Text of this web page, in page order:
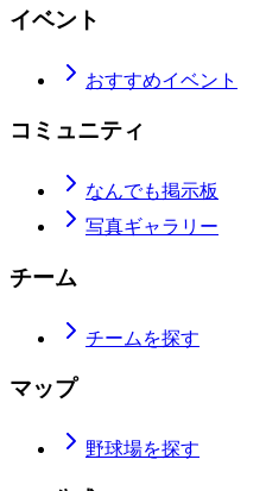
イベント
おすすめイベント
コミュニティ
なんでも掲示板
写真ギャラリー
チーム
チームを探す
マップ
野球場を探す